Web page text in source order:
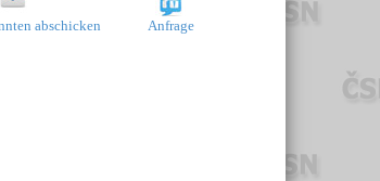
abschicken Anfrage